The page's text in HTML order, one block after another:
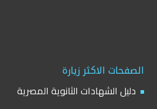
الصفحات الاكثر زيارة
دليل الشهادات الثانوية المصرية